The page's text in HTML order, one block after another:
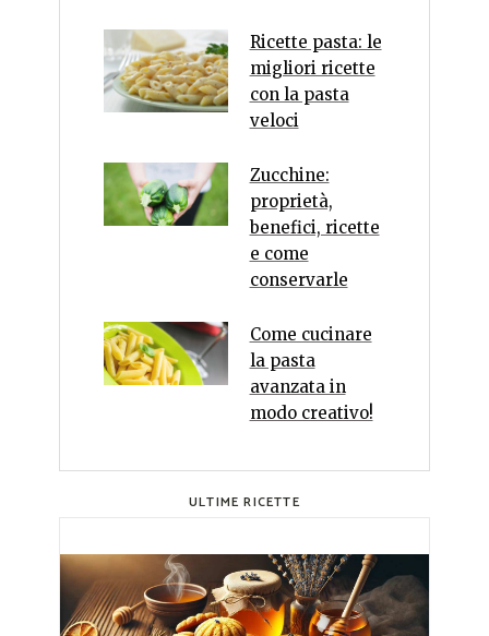
Ricette pasta: le
migliori ricette
con la pasta
veloci
Zucchine:
proprietà,
benefici, ricette
e come
conservarle
Come cucinare
la pasta
avanzata in
modo creativo!
ULTIME RICETTE